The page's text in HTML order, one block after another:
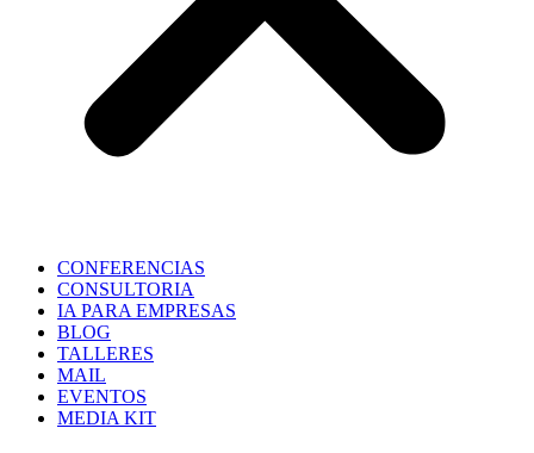
CONFERENCIAS
CONSULTORIA
IA PARA EMPRESAS
BLOG
TALLERES
MAIL
EVENTOS
MEDIA KIT